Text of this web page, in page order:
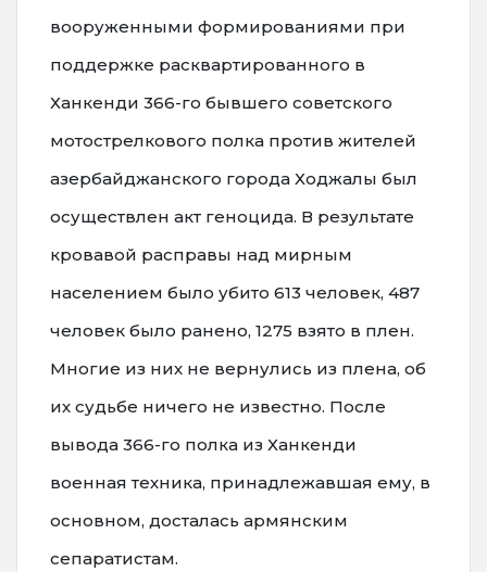
вооруженными формированиями при
поддержке расквартированного в
Ханкенди 366-го бывшего советского
мотострелкового полка против жителей
азербайджанского города Ходжалы был
осуществлен акт геноцида. В результате
кровавой расправы над мирным
населением было убито 613 человек, 487
человек было ранено, 1275 взято в плен.
Многие из них не вернулись из плена, об
их судьбе ничего не известно. После
вывода 366-го полка из Ханкенди
военная техника, принадлежавшая ему, в
основном, досталась армянским
сепаратистам.